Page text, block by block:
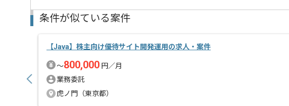
条件が似ている案件
【Java】株主向け優待サイト開発運用の求人・案件
〜800,000 円／月
業務委託
虎ノ門（東京都）